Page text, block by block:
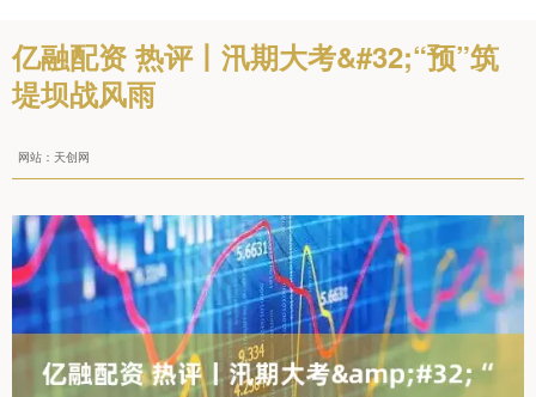
亿融配资 热评丨汛期大考&#32;“预”筑
堤坝战风雨
网站：天创网